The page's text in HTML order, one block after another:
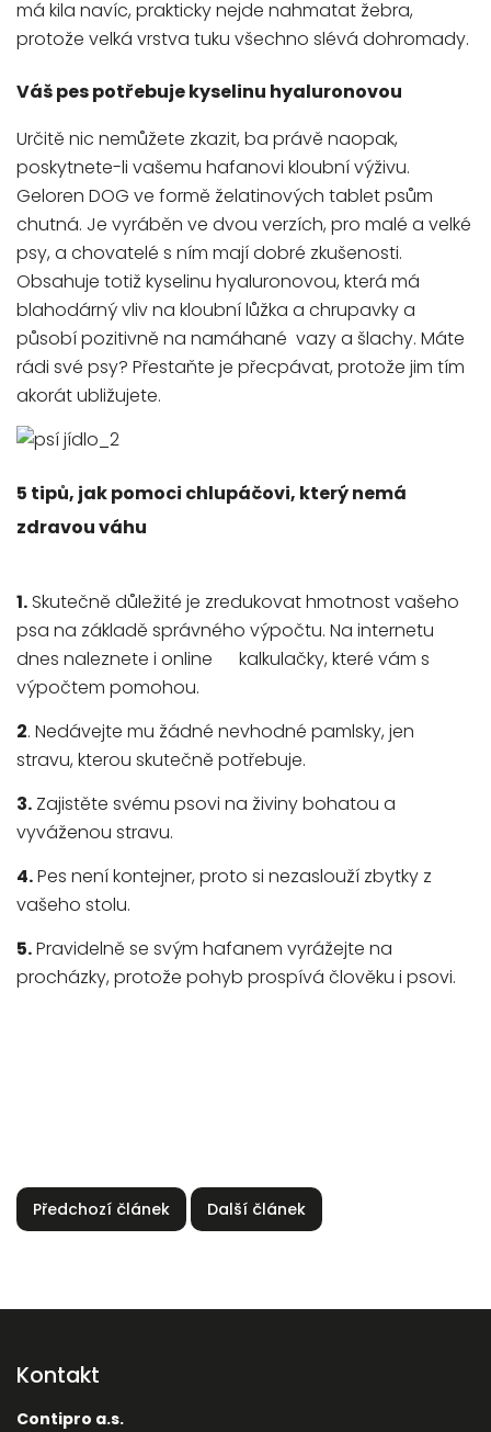
má kila navíc, prakticky nejde nahmatat žebra,
protože velká vrstva tuku všechno slévá dohromady.
Váš pes potřebuje kyselinu hyaluronovou
Určitě nic nemůžete zkazit, ba právě naopak,
poskytnete-li vašemu hafanovi kloubní výživu.
Geloren DOG ve formě želatinových tablet psům
chutná. Je vyráběn ve dvou verzích, pro malé a velké
psy, a chovatelé s ním mají dobré zkušenosti.
Obsahuje totiž kyselinu hyaluronovou, která má
blahodárný vliv na kloubní lůžka a chrupavky a
působí pozitivně na namáhané vazy a šlachy. Máte
rádi své psy? Přestaňte je přecpávat, protože jim tím
akorát ubližujete.
5 tipů, jak pomoci chlupáčovi, který nemá
zdravou váhu
1. Skutečně důležité je zredukovat hmotnost vašeho
psa na základě správného výpočtu. Na internetu
dnes naleznete i online kalkulačky, které vám s
výpočtem pomohou.
2. Nedávejte mu žádné nevhodné pamlsky, jen
stravu, kterou skutečně potřebuje.
3. Zajistěte svému psovi na živiny bohatou a
vyváženou stravu.
4.Pes není kontejner, proto si nezaslouží zbytky z
vašeho stolu.
5.Pravidelně se svým hafanem vyrážejte na
procházky, protože pohyb prospívá člověku i psovi.
Předchozí článek Další článek
Kontakt
Contipro a.s.